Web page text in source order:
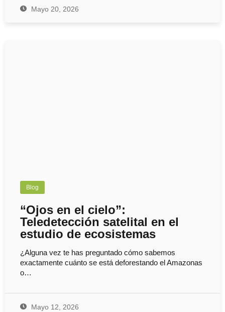
Mayo 20, 2026
Blog
“Ojos en el cielo”:
Teledetección satelital en el
estudio de ecosistemas
¿Alguna vez te has preguntado cómo sabemos
exactamente cuánto se está deforestando el Amazonas
o…
Mayo 12, 2026